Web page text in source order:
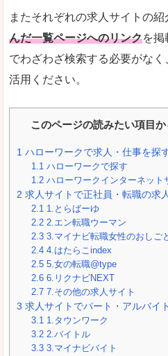
またそれぞれの求人サイトの紹
んだ一覧ページへのリンクを掲
でわざわざ検索する必要がな
活用ください。
このページの読みたい項目
1 ハローワークで求人・仕事を探
1.1 ハローワークで探す
1.2 ハローワークインターネット
2 求人サイトで正社員・転職の求
2.1 1.とらばーゆ
2.2 2.エン転職ウーマン
2.3 3.マイナビ転職女性のおしご
2.4 4.はたらこindex
2.5 5.女の転職@type
2.6 6.リクナビNEXT
2.7 7.その他の求人サイト
3 求人サイトでパート・アルバイ
3.1 1.タウンワーク
3.2 2.バイトル
3.3 3.マイナビバイト